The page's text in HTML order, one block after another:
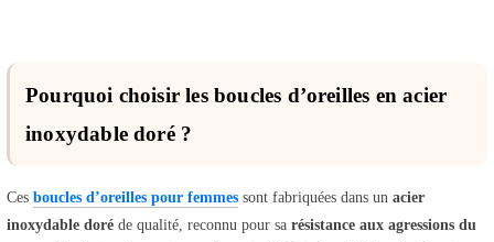
Pourquoi choisir les boucles d’oreilles en acier
inoxydable doré ?
Ces boucles d’oreilles pour femmes sont fabriquées dans un acier
inoxydable doré de qualité, reconnu pour sa résistance aux agressions du